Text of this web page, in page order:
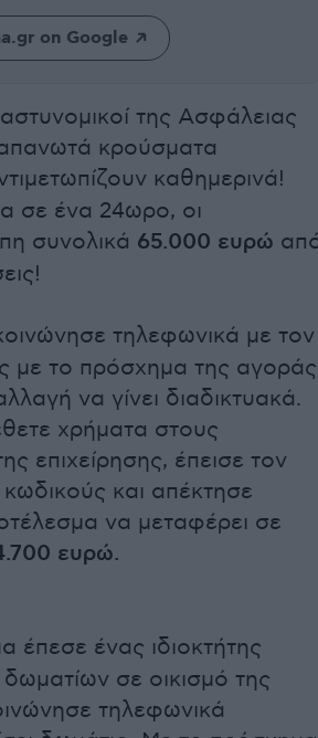
on Google
της Ασφάλειας
κρούσματα
καθημερινά!
σε ένα 24ωρο, οι
συνολικά 65.000 ευρώ
τηλεφωνικά με τον
με το πρόσχημα της αγοράς
να γίνει διαδικτυακά.
χρήματα στους
επιχείρησης, έπεισε τον
και απέκτησε
να μεταφέρει σε
ευρώ.
έπεσε ένας ιδιοκτήτης
σε οικισμό της
τηλεφωνικά